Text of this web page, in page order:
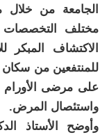
الجامعة من
مختلف التخصصات
الاكتشاف المبكر
للمنتفعين من
على مرضى الأورام
واستئصال المرض.
وأوضح الأستاذ